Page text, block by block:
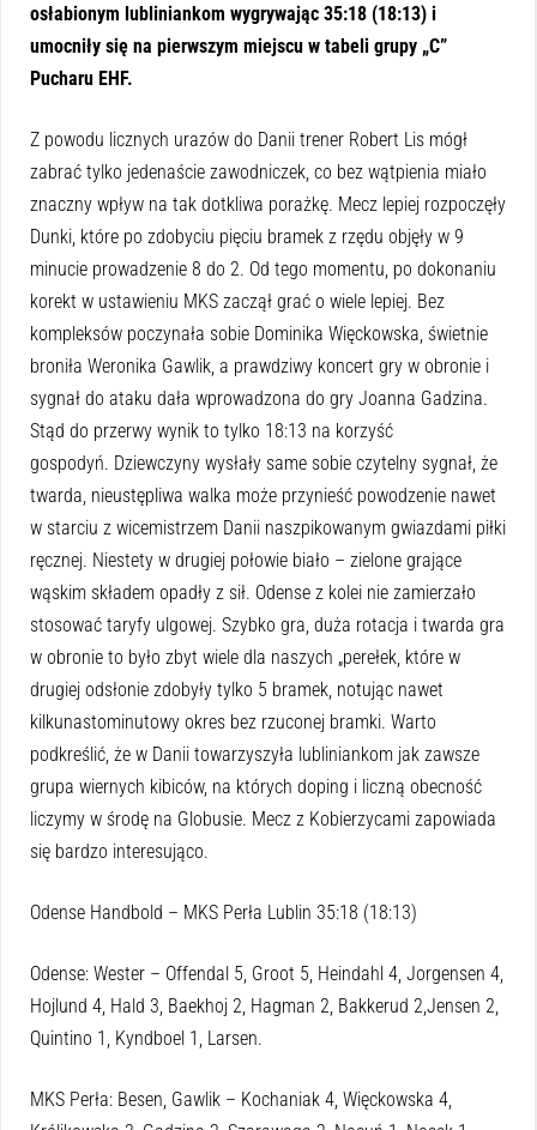
osłabionym lubliniankom wygrywając 35:18 (18:13) i
umocniły się na pierwszym miejscu w tabeli grupy „C”
Pucharu EHF.
Z powodu licznych urazów do Danii trener Robert Lis mógł
zabrać tylko jedenaście zawodniczek, co bez wątpienia miało
znaczny wpływ na tak dotkliwa porażkę. Mecz lepiej rozpoczęły
Dunki, które po zdobyciu pięciu bramek z rzędu objęły w 9
minucie prowadzenie 8 do 2. Od tego momentu, po dokonaniu
korekt w ustawieniu MKS zaczął grać o wiele lepiej. Bez
kompleksów poczynała sobie Dominika Więckowska, świetnie
broniła Weronika Gawlik, a prawdziwy koncert gry w obronie i
sygnał do ataku dała wprowadzona do gry Joanna Gadzina.
Stąd do przerwy wynik to tylko 18:13 na korzyść
gospodyń. Dziewczyny wysłały same sobie czytelny sygnał, że
twarda, nieustępliwa walka może przynieść powodzenie nawet
w starciu z wicemistrzem Danii naszpikowanym gwiazdami piłki
ręcznej. Niestety w drugiej połowie biało – zielone grające
wąskim składem opadły z sił. Odense z kolei nie zamierzało
stosować taryfy ulgowej. Szybko gra, duża rotacja i twarda gra
w obronie to było zbyt wiele dla naszych „perełek, które w
drugiej odsłonie zdobyły tylko 5 bramek, notując nawet
kilkunastominutowy okres bez rzuconej bramki. Warto
podkreślić, że w Danii towarzyszyła lubliniankom jak zawsze
grupa wiernych kibiców, na których doping i liczną obecność
liczymy w środę na Globusie. Mecz z Kobierzycami zapowiada
się bardzo interesująco.
Odense Handbold – MKS Perła Lublin 35:18 (18:13)
Odense: Wester – Offendal 5, Groot 5, Heindahl 4, Jorgensen 4,
Hojlund 4, Hald 3, Baekhoj 2, Hagman 2, Bakkerud 2,Jensen 2,
Quintino 1, Kyndboel 1, Larsen.
MKS Perła: Besen, Gawlik – Kochaniak 4, Więckowska 4,